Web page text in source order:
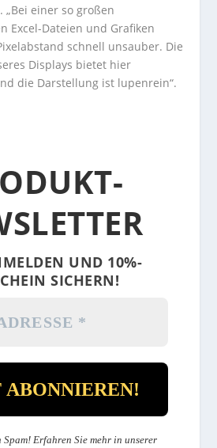
„Bei einer so großen
Excel-Dateien und Grafiken
schnell unsauber. Die
Displays bietet hier
die Darstellung ist lupenrein“.
UND 10%-
SICHERN!
Spam! Erfahren Sie mehr in unserer